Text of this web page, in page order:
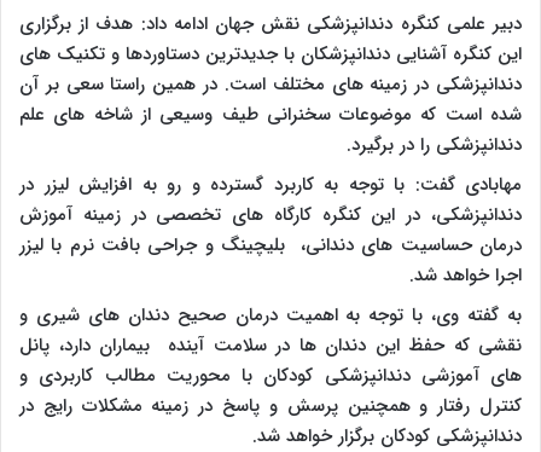
دبیر علمی کنگره دندانپزشکی نقش جهان ادامه داد: هدف از برگزاری
این کنگره آشنایی دندانپزشکان با جدیدترین دستاوردها و تکنیک های
دندانپزشکی در زمینه های مختلف است. در همین راستا سعی بر آن
شده است که موضوعات سخنرانی طیف وسیعی از شاخه های علم
دندانپزشکی را در برگیرد.
مهابادی گفت: با توجه به کاربرد گسترده و رو به افزایش لیزر در
دندانپزشکی، در این کنگره کارگاه های تخصصی در زمینه آموزش
درمان حساسیت های دندانی، بلیچینگ و جراحی بافت نرم با لیزر
اجرا خواهد شد.
به گفته وی، با توجه به اهمیت درمان صحیح دندان های شیری و
نقشی که حفظ این دندان ها در سلامت آینده بیماران دارد، پانل
های آموزشی دندانپزشکی کودکان با محوریت مطالب کاربردی و
کنترل رفتار و همچنین پرسش و پاسخ در زمینه مشکلات رایج در
دندانپزشکی کودکان برگزار خواهد شد.